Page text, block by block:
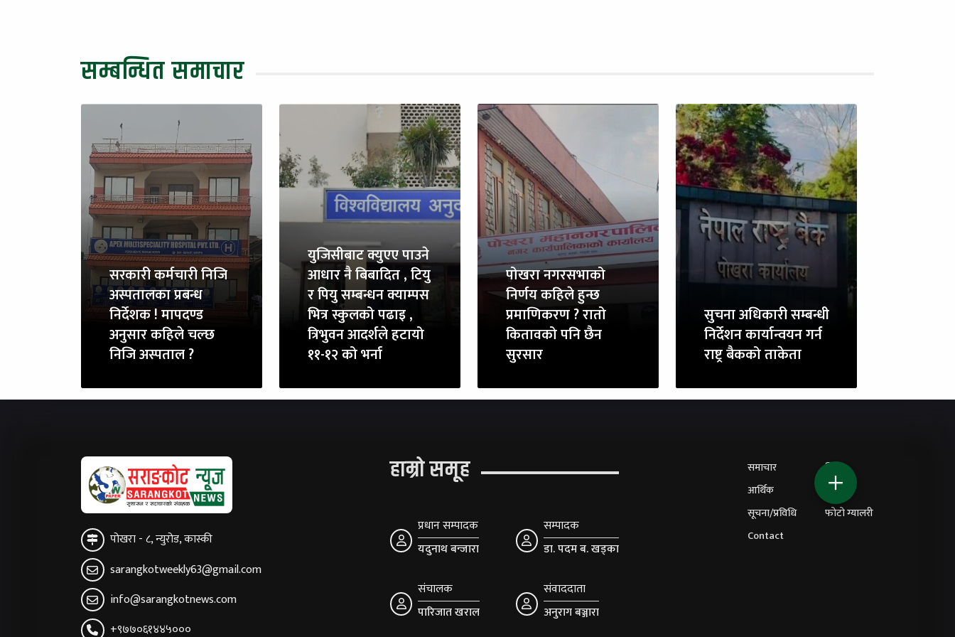
सम्बन्धित समाचार
सरकारी कर्मचारी निजि
अस्पतालका प्रबन्ध
निर्देशक ! मापदण्ड
अनुसार कहिले चल्छ
निजि अस्पताल ?
युजिसीबाट क्युएए पाउने
आधार नै बिबादित , टियु
र पियु सम्बन्धन क्याम्पस
भित्र स्कुलको पढाइ ,
त्रिभुवन आदर्शले हटायो
११-१२ को भर्ना
पोखरा नगरसभाको
निर्णय कहिले हुन्छ
प्रमाणिकरण ? रातो
कितावको पनि छैन
सुरसार
सुचना अधिकारी सम्बन्धी
निर्देशन कार्यान्वयन गर्न
राष्ट्र बैकको ताकेता
पोखरा - ८, न्युरोड, कास्की
sarangkotweekly63@gmail.com
info@sarangkotnews.com
+९७७०६१४४५०००
हाम्रो समूह
प्रधान सम्पादक
यदुनाथ बन्जारा
सम्पादक
डा. पदम ब. खड्का
संचालक
पारिजात खराल
संवाददाता
अनुराग बञ्जारा
समाचार
शिक्षा
आर्थिक
विचार
सूचना/प्रविधि
फोटो ग्यालरी
Contact